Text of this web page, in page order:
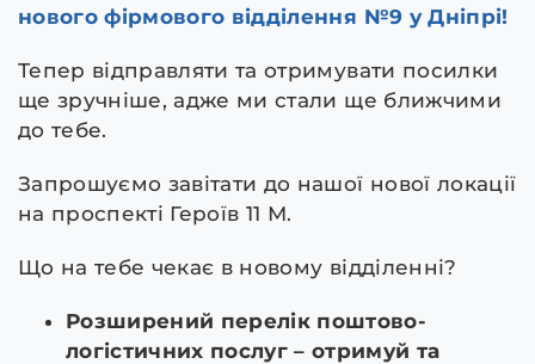
нового фірмового відділення №9 у Дніпрі!
Тепер відправляти та отримувати посилки
ще зручніше, адже ми стали ще ближчими
до тебе.
Запрошуємо завітати до нашої нової локації
на проспекті Героїв 11 М.
Що на тебе чекає в новому відділенні?
Розширений перелік поштово-
логістичних послуг – отримуй та